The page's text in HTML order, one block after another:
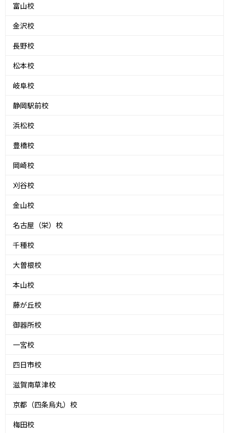
富山校
金沢校
長野校
松本校
岐阜校
静岡駅前校
浜松校
豊橋校
岡崎校
刈谷校
金山校
名古屋（栄）校
千種校
大曽根校
本山校
藤が丘校
御器所校
一宮校
四日市校
滋賀南草津校
京都（四条烏丸）校
梅田校